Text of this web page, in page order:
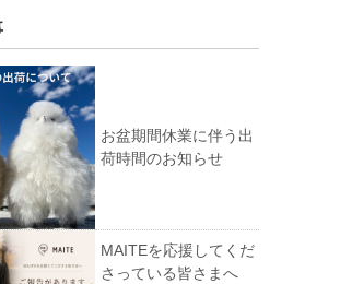
お盆期間休業に伴う出
荷時間のお知らせ
MAITEを応援してくだ
さっている皆さまへ